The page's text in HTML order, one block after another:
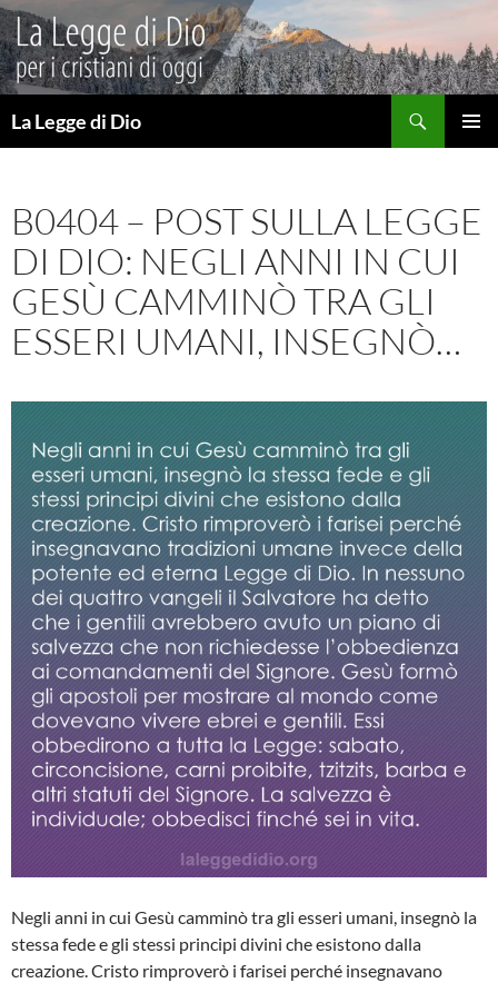
Vai
al
contenuto
La Legge di Dio
B0404 – POST SULLA LEGGE
DI DIO: NEGLI ANNI IN CUI
GESÙ CAMMINÒ TRA GLI
ESSERI UMANI, INSEGNÒ…
Negli anni in cui Gesù camminò tra gli esseri umani, insegnò la
stessa fede e gli stessi principi divini che esistono dalla
creazione. Cristo rimproverò i farisei perché insegnavano